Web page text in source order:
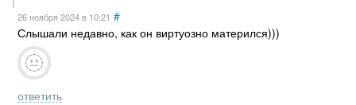
26 ноября 2024в 10:21 #
Слышали недавно, как он виртуозно матерился)))
ответить